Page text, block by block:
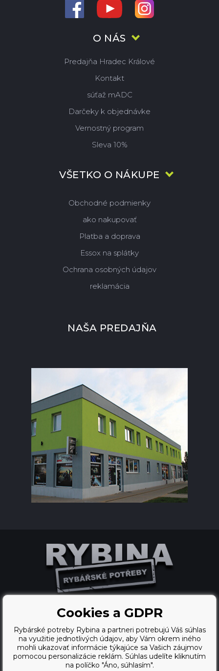
O NÁS
Predajňa Hradec Králové
Kontakt
súťaž mADC
Darčeky k objednávke
Vernostný program
Sleva 10%
VŠETKO O NÁKUPE
Obchodné podmienky
ako nakupovať
Platba a doprava
Essox na splátky
Ochrana osobných údajov
reklamácia
NAŠA PREDAJŇA
Ecommerce solutions
BINARGON.cz
webdesign
Vortex Vision.cz
Cookies a GDPR
Rybárské potreby Rybina a partneri potrebujú Váš súhlas
na využitie jednotlivých údajov, aby Vám okrem iného
mohli ukazovať informácie týkajúce sa Vašich záujmov
pomocou personalizácie reklám. Súhlas udelíte kliknutím
na políčko "Áno, súhlasím".